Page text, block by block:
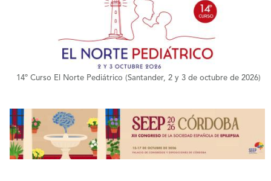
+
14º Curso El Norte Pediátrico (Santander, 2 y 3 de octubre de 2026)
+